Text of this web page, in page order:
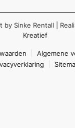
Sinke Rentall |
Kreatief
Algemene